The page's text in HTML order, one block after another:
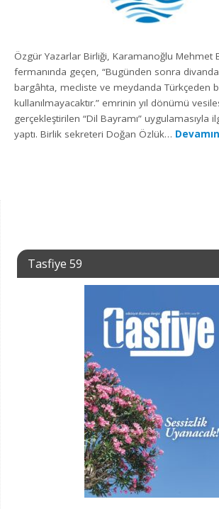
Özgür Yazarlar Birliği, Karamanoğlu Mehmet
fermanında geçen, “Bugünden sonra
bargâhta, mecliste ve meydanda Türkçeden
kullanılmayacaktır.” emrinin yıl dönümü
gerçekleştirilen “Dil Bayramı” uygulamasıyla
yaptı. Birlik sekreteri Doğan Özlük…
Tasfiye 59